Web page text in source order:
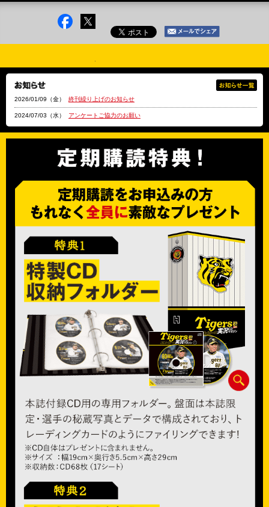
2026/01/09（金） 終刊繰り上げのお知らせ
2024/07/03（水） アンケートご協力のお願い